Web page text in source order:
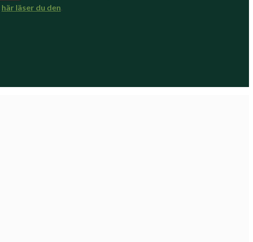
här läser du den.